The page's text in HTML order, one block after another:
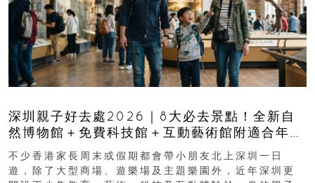
深圳親子好去處2026｜8大必去景點！全新自
然博物館＋免費科技館＋互動藝術館附適合年
齡、交通、門票、開放時間
不少香港家長周末或假期都會帶小朋友北上深圳一日
遊，除了大型商場、遊樂場及主題樂園外，近年深圳更